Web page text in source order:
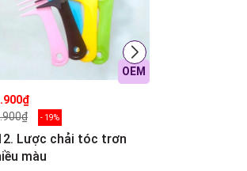
OEM
- 19%
Lược chải tóc trơn
màu